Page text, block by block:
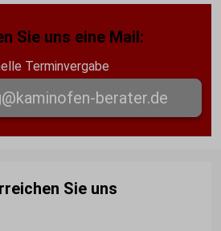
Sie uns eine Mail:
Terminvergabe
berater.de
Sie uns